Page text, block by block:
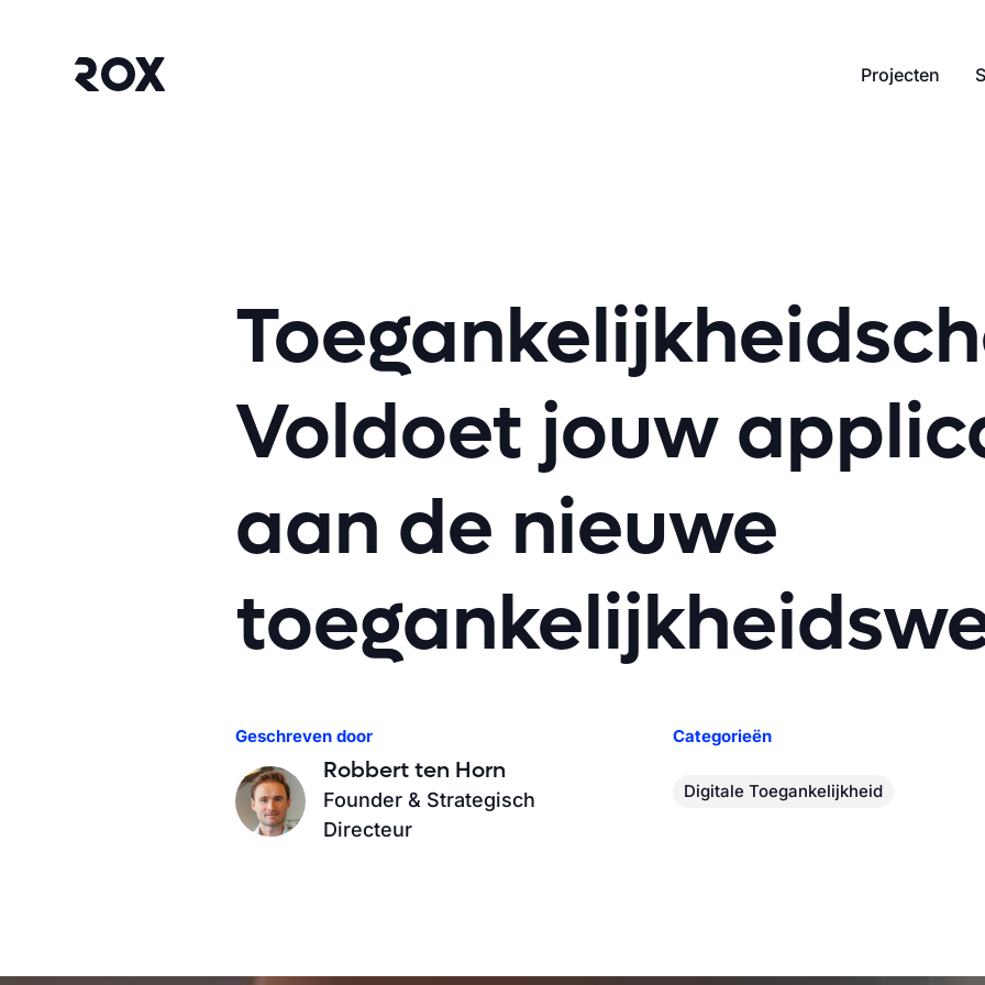
Projecten
Voldoet jouw
aan de nieuwe
Geschreven door
Robbert ten Horn
Founder & Strategisch
Directeur
Categorieën
Digitale Toegankelijkheid